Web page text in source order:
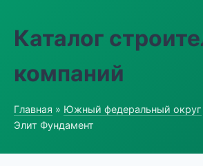
Каталог
компаний
Главная » Южный федеральный округ
Элит Фундамент